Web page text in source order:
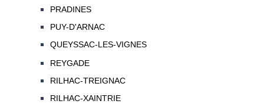
PRADINES
PUY-D'ARNAC
QUEYSSAC-LES-VIGNES
REYGADE
RILHAC-TREIGNAC
RILHAC-XAINTRIE